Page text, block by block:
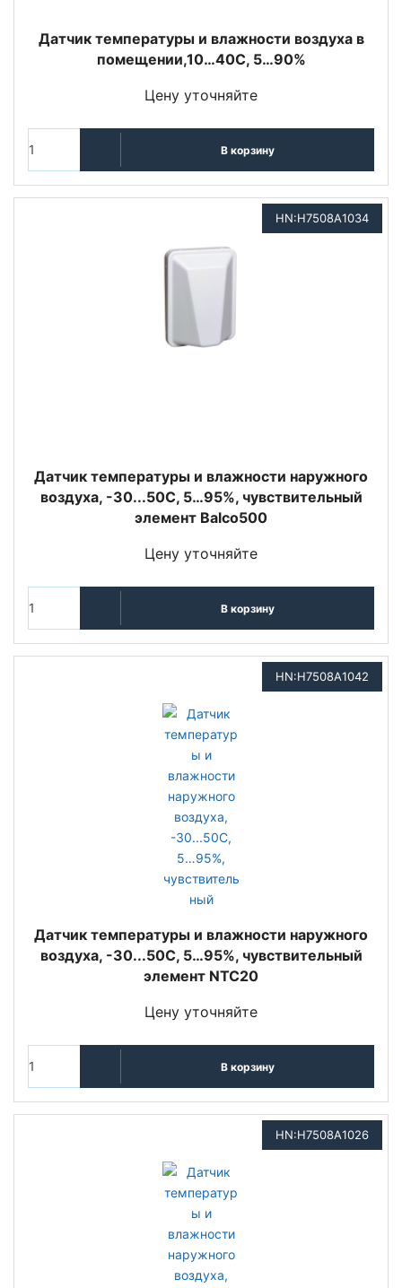
Датчик температуры и влажности воздуха в
помещении,10…40C, 5…90%
Цену уточняйте
В корзину
HN:H7508A1034
Датчик температуры и влажности наружного
воздуха, -30...50С, 5…95%, чувствительный
элемент Balco500
Цену уточняйте
В корзину
HN:H7508A1042
Датчик температуры и влажности наружного
воздуха, -30...50С, 5…95%, чувствительный
элемент NTC20
Цену уточняйте
В корзину
HN:H7508A1026